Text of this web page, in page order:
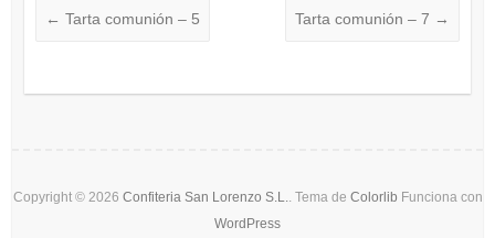
← Tarta comunión – 5 Tarta comunión – 7 →
Copyright © 2026 Confiteria San Lorenzo S.L.. Tema de Colorlib Funciona con
WordPress